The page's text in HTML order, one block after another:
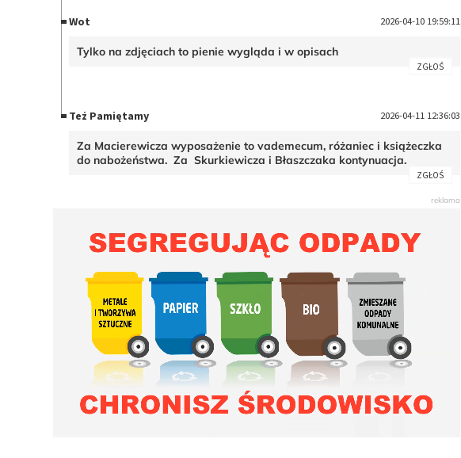
Wot 2026-04-10 19:59:11
Tylko na zdjęciach to pienie wygląda i w opisach
ZGŁOŚ
Też Pamiętamy 2026-04-11 12:36:03
Za Macierewicza wyposażenie to vademecum, różaniec i książeczka
do nabożeństwa. Za Skurkiewicza i Błaszczaka kontynuacja.
ZGŁOŚ